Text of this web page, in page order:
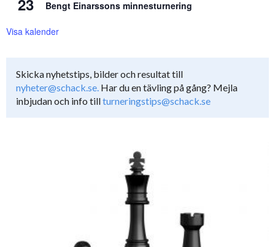
23 Bengt Einarssons minnesturnering
Visa kalender
Skicka nyhetstips, bilder och resultat till
nyheter@schack.se. Har du en tävling på gång? Mejla
inbjudan och info tillturneringstips@schack.se